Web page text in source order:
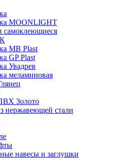
MOONLIGHT
самоклеющиеся
MB Plast
GP Plast
Увадрев
меламиновая
Золото
нержавеющей стали
навесы и заглушки